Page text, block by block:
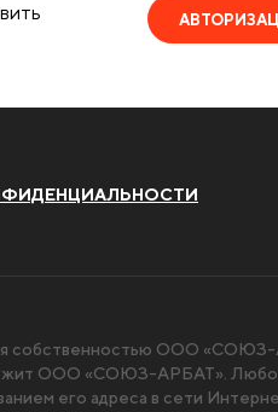
собственностью ООО «СОЮЗ-
ООО «СОЮЗ-АРБАТ».
его адреса в сети